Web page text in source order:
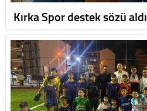
Kırka Spor destek sözü aldı